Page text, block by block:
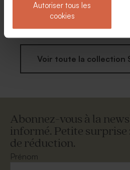
Autoriser tous les
cookies
Sticker baptême
transparent et rayures
Voir toute la collection
Abonnez-vous à la
informé. Petite surprise
de réduction.
Prénom